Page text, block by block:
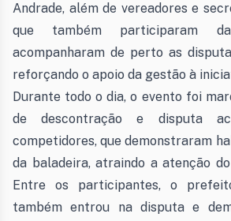
Andrade, além de vereadores e
que também participaram
acompanharam de perto as
reforçando o apoio da gestão à
Durante todo o dia, o evento foi
de descontração e disputa
competidores, que demonstraram
da baladeira, atraindo a atenção
Entre os participantes, o
também entrou na disputa e